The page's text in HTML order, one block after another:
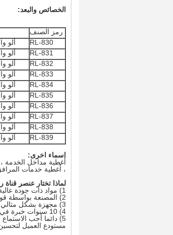
الخصائص والبعد:
رمز الصنف
RL-830
ألو
RL-831
ألو
RL-832
ألو
RL-833
ألو
RL-834
ألو
RL-835
ألو
RL-836
ألو
RL-837
ألو
RL-838
ألو
RL-839
ألو
اسماء اخرى:
أغطية مداخل
، أغطية خدمات
لماذا تختار عنصر قناة
1) مواد ذات جودة عالية تضمن قناة النهاية والتجهيزات ذات الخصائص الفائقة
2) المصنعة بواسطة قوالب مثالية ومهندس محترف
3) مجهزة بشكل مثالي مع التركيبات (القنوات) لآلة لولبة CNC
4) 10 سنوات خبرة في التصدير للتأكد من تاريخ الشحن والحزمة المثالية
5) دائما أحب الاستماع إلى ردود فعل العملاء للقناة وصلت إلى
مستودع العميل